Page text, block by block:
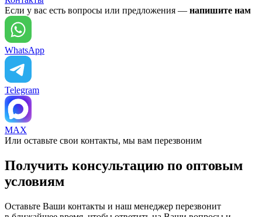
Если у вас есть вопросы или предложения — напишите нам
WhatsApp
Telegram
MAX
Или оставьте свои контакты, мы вам перезвоним
Получить консультацию по оптовым
условиям
Оставьте Ваши контакты и наш менеджер перезвонит